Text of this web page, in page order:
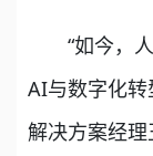
“如今，人
AI与数字化转
解决方案经理